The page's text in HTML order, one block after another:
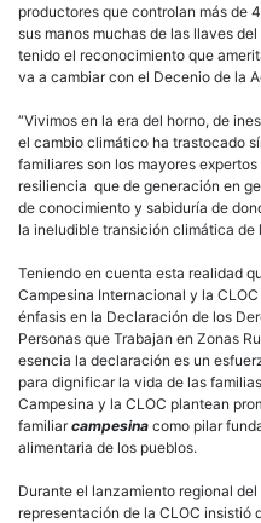
productores que controlan más de
sus manos muchas de las llaves
tenido el reconocimiento que
va a cambiar con el Decenio de la
“Vivimos en la era del horno, de
el cambio climático ha trastocado
familiares son los mayores
resiliencia que de generación en
de conocimiento y sabiduría de
la ineludible transición climática de
Teniendo en cuenta esta realidad
Campesina Internacional y la
énfasis en la Declaración de los
Personas que Trabajan en Zonas
esencia la declaración es un
para dignificar la vida de las
Campesina y la CLOC plantean
familiarcampesina como pilar
alimentaria de los pueblos.
Durante el lanzamiento regional
representación de la CLOC insistió